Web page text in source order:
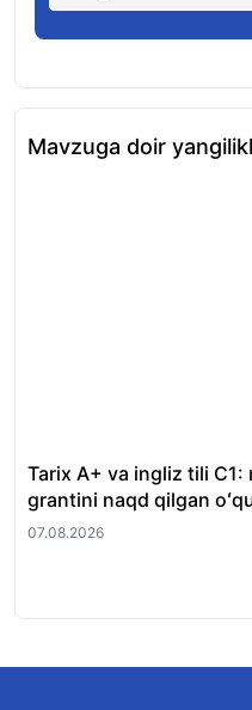
Mavzuga doir
Tarix A+ va ingliz tili
grantini naqd qilgan
07.08.2026